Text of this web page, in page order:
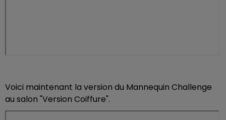
Voici maintenant la version du Mannequin Challenge
au salon "Version Coiffure".